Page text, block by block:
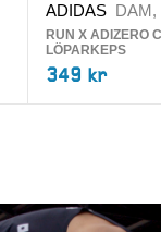
ADIDAS DAM,
RUN X ADIZERO
LÖPARKEPS
349 kr